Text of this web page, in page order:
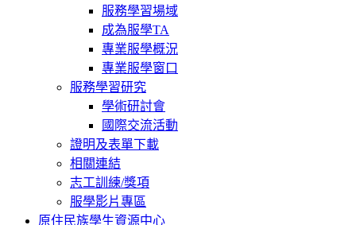
服務學習場域
成為服學TA
專業服學概況
專業服學窗口
服務學習研究
學術研討會
國際交流活動
證明及表單下載
相關連結
志工訓練/獎項
服學影片專區
原住民族學生資源中心